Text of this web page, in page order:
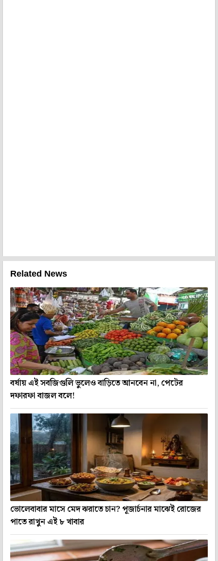
Related News
বর্ষায় এই সবজিগুলি ভুলেও বাড়িতে আনবেন না, পেটের
দফারফা বাজল বলে!
ভোলেবাবার মাসে মেদ ঝরাতে চান? পূজার্চনার মাঝেই রোজের
পাতে রাখুন এই ৮ খাবার